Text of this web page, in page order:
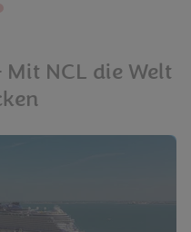
Mit NCL die Welt